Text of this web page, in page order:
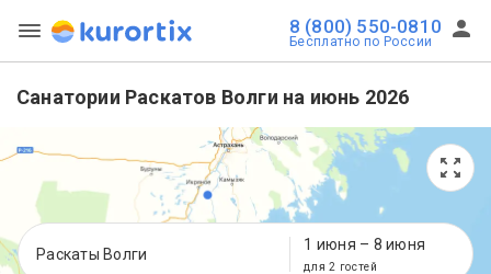
8 (800) 550-0810
Бесплатно по России
Санатории Раскатов Волги на июнь 2026
Раскаты Волги
1 июня – 8 июня
для 2 гостей